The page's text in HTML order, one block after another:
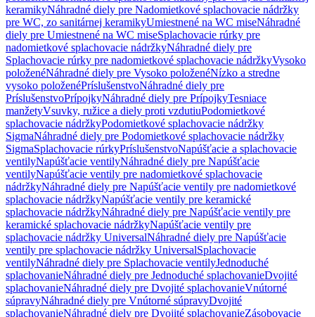
keramikyNáhradné diely pre Nadomietkové splachovacie nádržky
pre WC, zo sanitárnej keramikyUmiestnené na WC miseNáhradné
diely pre Umiestnené na WC miseSplachovacie rúrky pre
nadomietkové splachovacie nádržkyNáhradné diely pre
Splachovacie rúrky pre nadomietkové splachovacie nádržkyVysoko
položenéNáhradné diely pre Vysoko položenéNízko a stredne
vysoko položenéPríslušenstvoNáhradné diely pre
PríslušenstvoPrípojkyNáhradné diely pre PrípojkyTesniace
manžetyVsuvky, ružice a diely proti vzdutiuPodomietkové
splachovacie nádržkyPodomietkové splachovacie nádržky
SigmaNáhradné diely pre Podomietkové splachovacie nádržky
SigmaSplachovacie rúrkyPríslušenstvoNapúšťacie a splachovacie
ventilyNapúšťacie ventilyNáhradné diely pre Napúšťacie
ventilyNapúšťacie ventily pre nadomietkové splachovacie
nádržkyNáhradné diely pre Napúšťacie ventily pre nadomietkové
splachovacie nádržkyNapúšťacie ventily pre keramické
splachovacie nádržkyNáhradné diely pre Napúšťacie ventily pre
keramické splachovacie nádržkyNapúšťacie ventily pre
splachovacie nádržky UniversalNáhradné diely pre Napúšťacie
ventily pre splachovacie nádržky UniversalSplachovacie
ventilyNáhradné diely pre Splachovacie ventilyJednoduché
splachovanieNáhradné diely pre Jednoduché splachovanieDvojité
splachovanieNáhradné diely pre Dvojité splachovanieVnútorné
súpravyNáhradné diely pre Vnútorné súpravyDvojité
splachovanieNáhradné diely pre Dvojité splachovanieZásobovacie